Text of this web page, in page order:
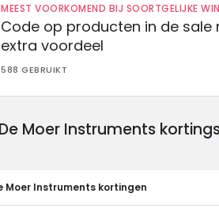
MEEST VOORKOMEND BIJ SOORTGELIJKE
Code op producten in de sale
extra voordeel
588 GEBRUIKT
Moer Instruments
Moer Instruments kortingen